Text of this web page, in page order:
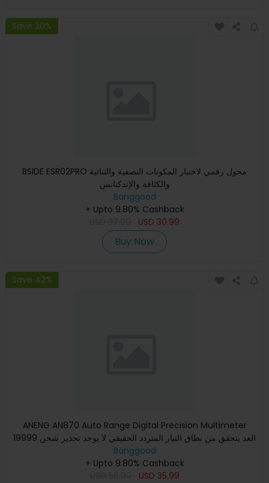
Save 20%
BSIDE ESR02PRO محول رقمي لاختبار المكونات النصفية والثنائية
والكثافة والإندكتانس
Banggood
+ Upto 9.80% Cashback
USD 30.99
Buy Now
Save 42%
ANENG AN870 Auto Range Digital Precision Multimeter
19999 العد يتحقق من نطاق التيار المتردد الحقيقي لا يوجد تحذير شحن
NC
Banggood
+ Upto 9.80% Cashback
USD 35.99